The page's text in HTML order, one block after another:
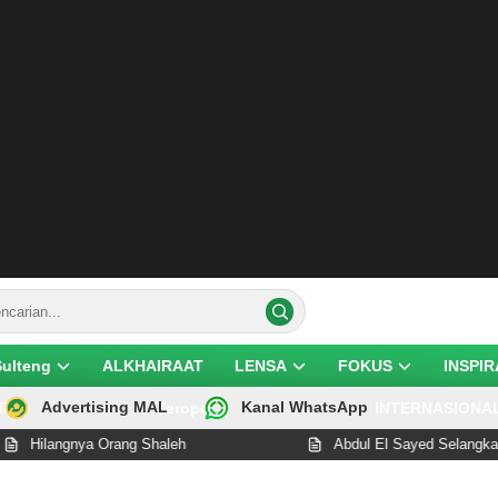
ALKHAIRAAT LENSA FOKUS
Teropong
Advertising MAL Kanal WhatsApp
Shaleh Abdul El Sayed Selangkah Lagi Cetak